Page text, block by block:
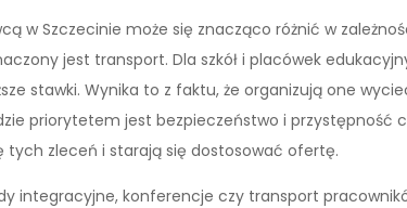
w Szczecinie może się znacząco różnić w
jest transport. Dla szkół i placówek
stawki. Wynika to z faktu, że organizują one
priorytetem jest bezpieczeństwo i przystępność
zleceń i starają się dostosować ofertę.
integracyjne, konferencje czy transport